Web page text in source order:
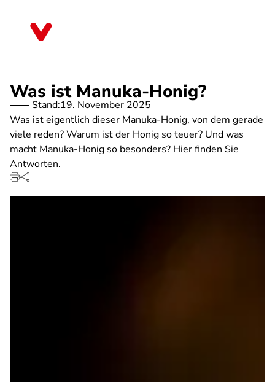
Was ist Manuka-Honig?
Stand:19. November 2025
Was ist eigentlich dieser Manuka-Honig, von dem gerade
viele reden? Warum ist der Honig so teuer? Und was
macht Manuka-Honig so besonders? Hier finden Sie
Antworten.